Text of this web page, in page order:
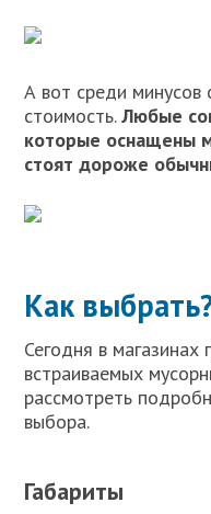
А вот среди минусов
стоимость.Любые
которые оснащены
стоят дороже
Как
Сегодня в
встраиваемых
рассмотреть
выбора.
Габариты